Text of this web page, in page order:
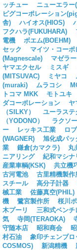
ッチュー
ニューエラー
ピグコーポレーション
舎)
ハイオス(HIOS)
フクハラ(FUKUHARA)
電機
ボエム(BOEHM)
セック
マイツ・コー
(Magnescale)
マゼラー
ヤマエクセル
ミスギ
(MITSUVAC)
ミヤコ
(muraki)
ムラコシ
トコマ MKK
モトユキ
ダコーポレーション
ヤ
（SILKY）
ユーラステ
（YODONO）
ラクソー
ー
レッキス工業 ロ
(WAGNER)
旭化成パッ
業
鎌倉(カマクラ) 丸
ニアリング
紀和マシナ
産業車輌(KSK)
共立機
古河電池
古里精機製作
スチール
高分子計器
械工業
佐藤真空(PHIL)
機
鷺宮製作所 桜川
木プーリ
三和式ベンチ
気
寺岡(TERAOKA)
守随本店
昭和商会
村石油
象印チェンブロ
COSMOS)
新潟精機